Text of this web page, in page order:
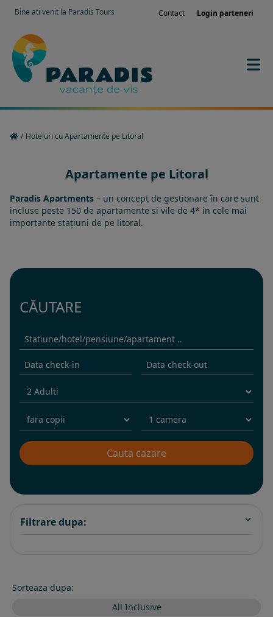
Bine ati venit la Paradis Tours Contact Login parteneri
/ Hoteluri cu Apartamente pe Litoral
Apartamente pe Litoral
Paradis Apartments – un concept de gestionare în care sunt
incluse peste 150 de apartamente si vile de 4* in cele mai
importante stațiuni de pe litoral.
CĂUTARE
Filtrare dupa:
Sorteaza dupa:
All Inclusive